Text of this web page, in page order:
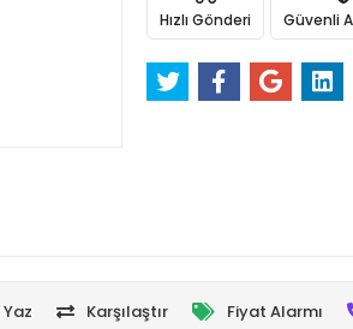
Hızlı Gönderi Güvenli
Karşılaştır Fiyat Alarmı